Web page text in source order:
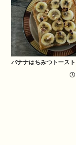
バナナはちみつトースト